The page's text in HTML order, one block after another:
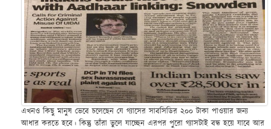
এখনও কিছু মানুষ ভেবে চলেছেন যে গ্যাসের সাবসিডির ২০০ টাকা পাওয়ার জন্য
আধার করতে হবে। কিন্তু তাঁরা ভুলে যাচ্ছেন এরপর পুরো গ্যাসটাই বন্ধ হয়ে যাবে আর